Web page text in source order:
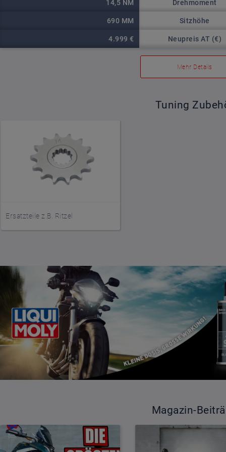
14,5 NM Drehmoment
690 MM Sitzhöhe
4.999 € Neupreis AT (€)
Mehr Details
Tuning
Ersatzteile z.B. Ritzel
Magazin-